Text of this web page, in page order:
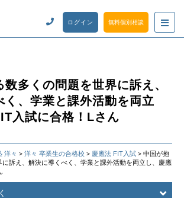
ログイン 無料個別相談
多くの問題を世界に訴え、
く、学業と課外活動を両立
入試に合格！Lさん
洋々 > 洋々 卒業生の合格校 > 慶應法 FIT入試 > 中国が抱
に訴え、解決に導くべく、学業と課外活動を両立し、慶應